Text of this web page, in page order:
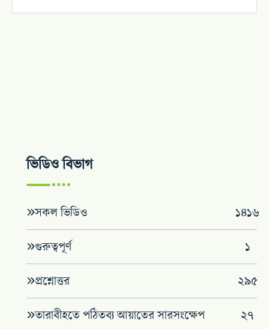
ভিডিও বিভাগ
সকল ভিডিও ১৪১৬
গুরুত্বপূর্ণ ১
প্রশ্নোত্তর ২৯৫
তারাবীহতে পঠিতব্য আয়াতের সারসংক্ষেপ ২৭